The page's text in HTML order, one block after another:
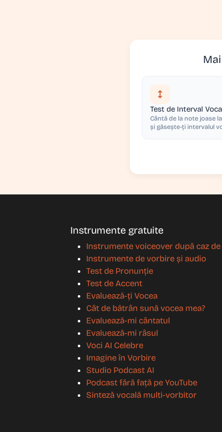
Test de Interval
Cântă de la note joase
și găsește-ți intervalul
Instrumente gratuite
Instrumente voiceover după caz
Instrumente de vorbire și audio
Test de Pronunție
Test de Accent
Evaluează-ți Vocea
Cât de bătrân sună vocea mea?
Evaluează-mi cântatul
Evaluează-mi râsul
Voci AI Celebre
Imagine în Vorbire
Studio Podcast AI
Podcast fără față pe YouTube
Sinteză vocală multi-vorbitor